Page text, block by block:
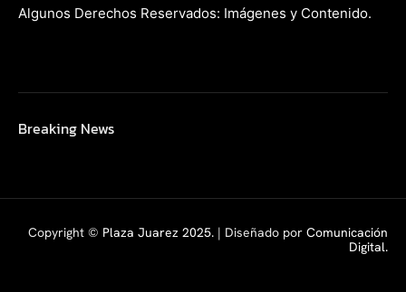
Algunos Derechos Reservados: Imágenes y Contenido.
Breaking News
Copyright © Plaza Juarez 2025. | Diseñado por Comunicación
Digital.